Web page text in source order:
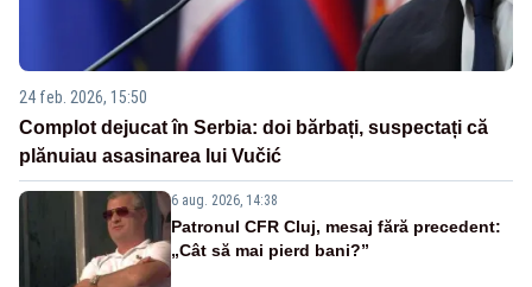
24 feb. 2026, 15:50
Complot dejucat în Serbia: doi bărbați, suspectați că
plănuiau asasinarea lui Vučić
6 aug. 2026, 14:38
Patronul CFR Cluj, mesaj fără precedent:
„Cât să mai pierd bani?”